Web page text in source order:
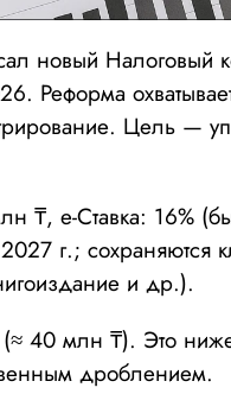
новый Налоговый
Реформа
Цель —
₸, e-Ставка: 16%
г.; сохраняются
и др.).
40 млн ₸). Это
дроблением.